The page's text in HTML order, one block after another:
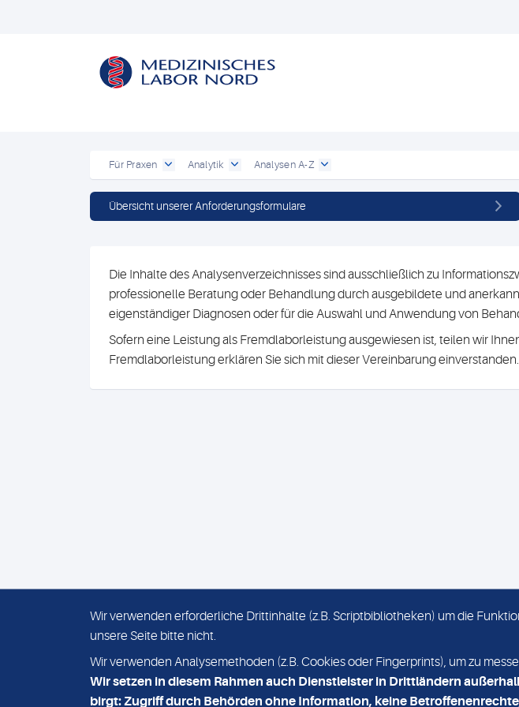
Für Praxen Analytik Analysen A-Z
Übersicht unserer Anforderungsformulare
Die Inhalte des Analysenverzeichnisses sind ausschließlich zu
professionelle Beratung oder Behandlung durch ausgebildete und
eigenständiger Diagnosen oder für die Auswahl und Anwendung von
Sofern eine Leistung als Fremdlaborleistung ausgewiesen ist, teilen wir
Fremdlaborleistung erklären Sie sich mit dieser Vereinbarung einverstanden.
IMPRESSUM
Wir verwenden erforderliche Drittinhalte (z.B. Scriptbibliotheken) um die
unsere Seite bitte nicht.
Wir verwenden Analysemethoden (z.B. Cookies oder Fingerprints), um zu
Wir setzen in diesem Rahmen auch Dienstleister in Drittländern
birgt: Zugriff durch Behörden ohne Information, keine